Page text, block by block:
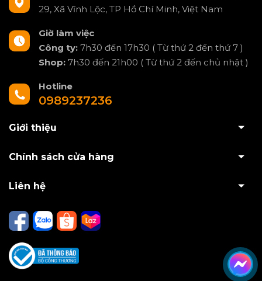
29, Xã Vĩnh Lộc, TP Hồ Chí Minh, Việt Nam
Giờ làm việc
Công ty: 7h30 đến 17h30 ( Từ thứ 2 đến thứ 7 )
Shop: 7h30 đến 21h00 ( Từ thứ 2 đến chủ nhật )
Hotline
0989237236
Giới thiệu
Chính sách cửa hàng
Liên hệ